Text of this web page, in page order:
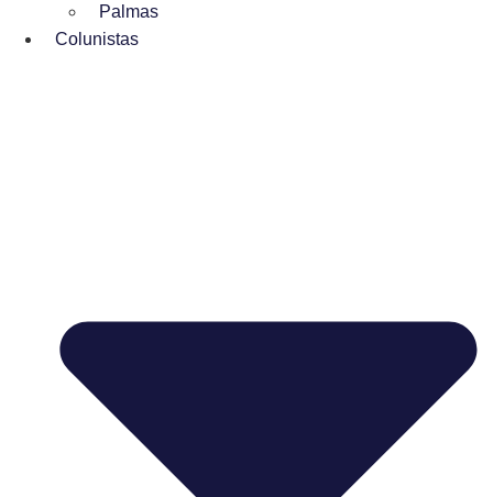
Palmas
Colunistas